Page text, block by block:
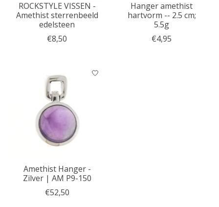
ROCKSTYLE VISSEN -
Amethist sterrenbeeld
edelsteen
€8,50
Hanger amethist
hartvorm -- 2.5 cm;
5.5g
€4,95
Amethist Hanger -
Zilver | AM P9-150
€52,50